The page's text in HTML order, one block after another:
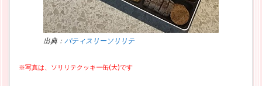
出典： パティスリーソリリテ
※写真は、ソリリテクッキー缶(大)です